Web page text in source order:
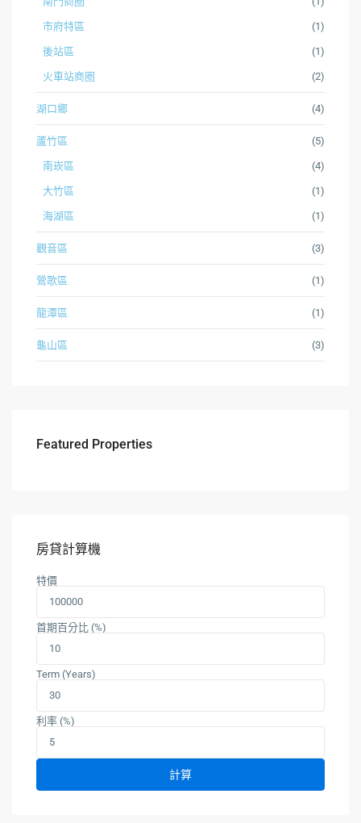
市府特區 (1)
後站區 (1)
火車站商圈 (2)
湖口鄉 (4)
蘆竹區 (5)
南崁區 (4)
大竹區 (1)
海湖區 (1)
觀音區 (3)
鶯歌區 (1)
龍潭區 (1)
龜山區 (3)
Featured Properties
房貸計算機
特價
首期百分比 (%)
Term (Years)
利率 (%)
計算